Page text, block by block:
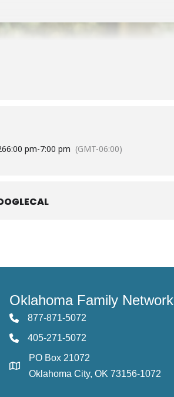
6:00 pm-7:00 pm (GMT-06:00)
Oklahoma Family Network
877-871-5072
405-271-5072
PO Box 21072
Oklahoma City, OK 73156-1072